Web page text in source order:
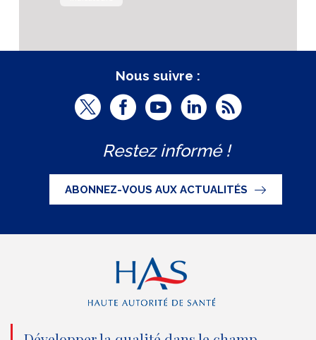
Nous suivre :
T
i
t
t
e
n
F
c
e
b
o
o
k
(
Y
u
t
u
b
e
(
n
L
n
k
e
d
(
R
Restez informé !
ABONNEZ-VOUS AUX ACTUALITÉS